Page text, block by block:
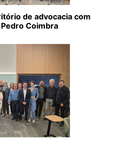
de advocacia com
Coimbra